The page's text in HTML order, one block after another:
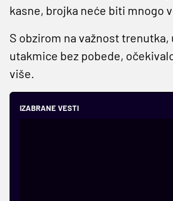
kasne, brojka neće biti mnogo
S obzirom na važnost
utakmice bez pobede,
više.
IZABRANE VESTI